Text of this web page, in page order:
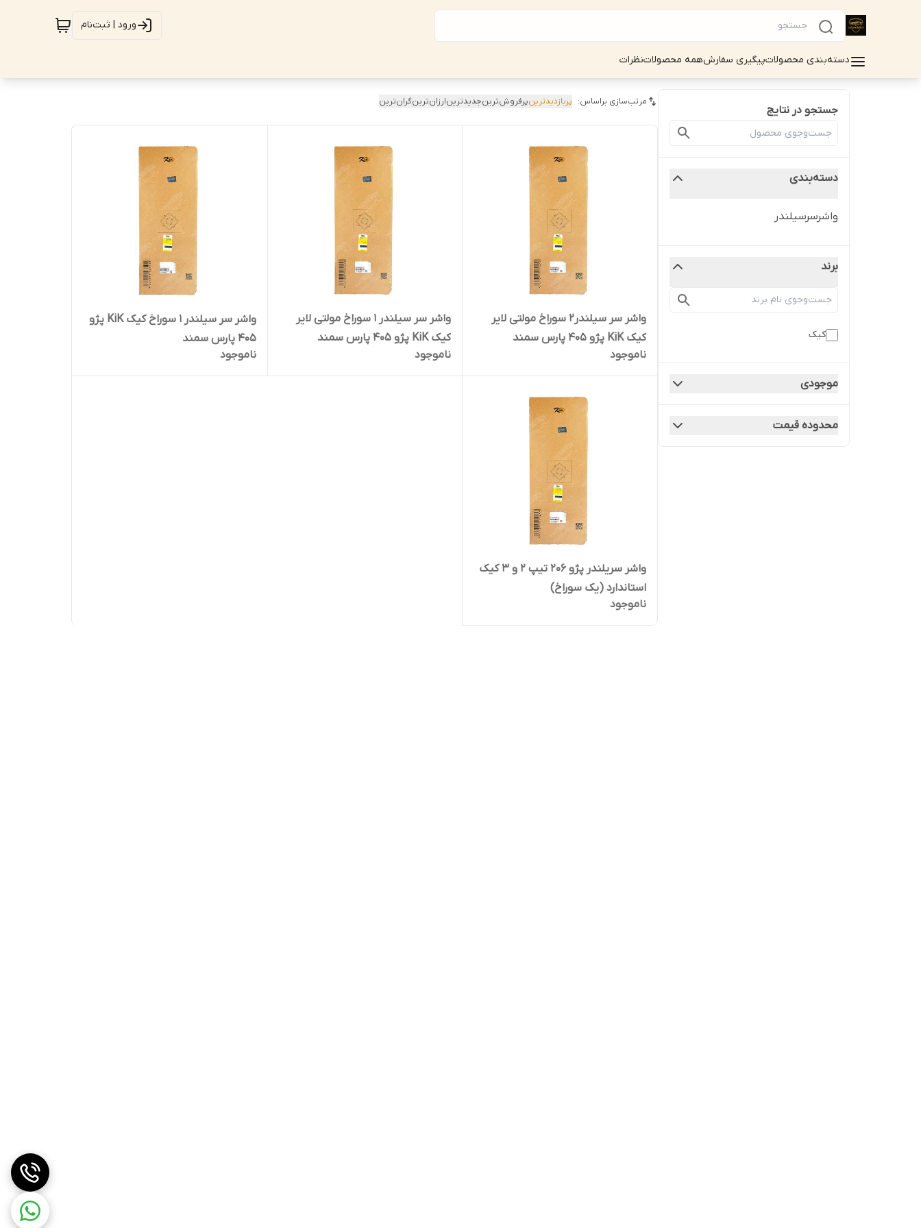
ورود | ثبت‌نام
دسته‌بندی محصولاتپیگیری سفارشهمه محصولاتنظرات
جستجو در نتایج
دسته‌بندی
واشرسرسیلندر
برند
کیک
موجودی
محدوده قیمت
مرتب‌سازی براساس: پربازدیدترینپرفروش‌ترینجدیدترینارزان‌ترینگران‌ترین
واشر سر سیلندر2 سوراخ مولتی لایر
کیک KiK پژو 405 پارس سمند
ناموجود
واشر سر سیلندر 1 سوراخ مولتی لایر
کیک KiK پژو 405 پارس سمند
ناموجود
واشر سر سیلندر 1 سوراخ کیک KiK پژو
405 پارس سمند
ناموجود
واشر سریلندر پژو 206 تیپ 2 و 3 کیک
استاندارد (یک سوراخ)
ناموجود